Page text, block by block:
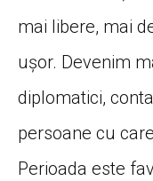
mai libere, mai
ușor. Devenim
diplomatici,
persoane cu
Perioada este